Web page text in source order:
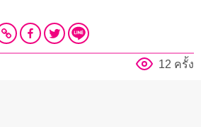
12 ครั้ง